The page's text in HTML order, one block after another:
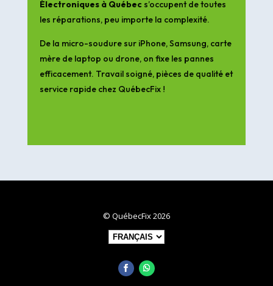
Électroniques à Québecs’occupent de toutes
les réparations, peu importe la complexité.
De la micro-soudure sur iPhone, Samsung, carte
mère de laptop ou drone, on fixe les pannes
efficacement. Travail soigné, pièces de qualité et
service rapide chez QuébecFix !
© QuébecFix 2026